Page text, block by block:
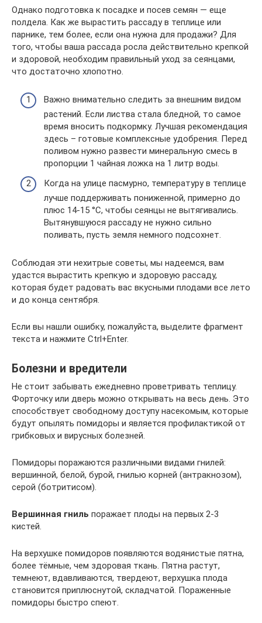
Однако подготовка к посадке и посев семян — еще
полдела. Как же вырастить рассаду в теплице или
парнике, тем более, если она нужна для продажи? Для
того, чтобы ваша рассада росла действительно крепкой
и здоровой, необходим правильный уход за сеянцами,
что достаточно хлопотно.
Важно внимательно следить за внешним видом
растений. Если листва стала бледной, то самое
время вносить подкормку. Лучшая рекомендация
здесь – готовые комплексные удобрения. Перед
поливом нужно развести минеральную смесь в
пропорции 1 чайная ложка на 1 литр воды.
Когда на улице пасмурно, температуру в теплице
лучше поддерживать пониженной, примерно до
плюс 14-15 °С, чтобы сеянцы не вытягивались.
Вытянувшуюся рассаду не нужно сильно
поливать, пусть земля немного подсохнет.
Соблюдая эти нехитрые советы, мы надеемся, вам
удастся вырастить крепкую и здоровую рассаду,
которая будет радовать вас вкусными плодами все лето
и до конца сентября.
Если вы нашли ошибку, пожалуйста, выделите фрагмент
текста и нажмите Ctrl+Enter.
Болезни и вредители
Не стоит забывать ежедневно проветривать теплицу.
Форточку или дверь можно открывать на весь день. Это
способствует свободному доступу насекомым, которые
будут опылять помидоры и является профилактикой от
грибковых и вирусных болезней.
Помидоры поражаются различными видами гнилей:
вершинной, белой, бурой, гнилью корней (антракнозом),
серой (ботритисом).
Вершинная гниль поражает плоды на первых 2-3
кистей.
На верхушке помидоров появляются водянистые пятна,
более тёмные, чем здоровая ткань. Пятна растут,
темнеют, вдавливаются, твердеют, верхушка плода
становится приплюснутой, складчатой. Пораженные
помидоры быстро спеют.